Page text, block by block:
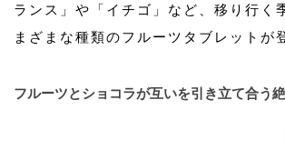
ランス」や「イチゴ」など、移り行く
まざまな種類のフルーツタブレットが
フルーツとショコラが互いを引き立て合う